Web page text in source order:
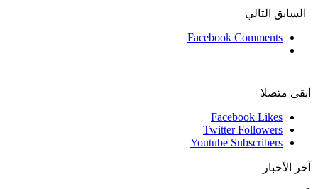
السابق التالي
Facebook Comments
ابقى متصلا
Facebook Likes
Twitter Followers
Youtube Subscribers
آخر الأخبار